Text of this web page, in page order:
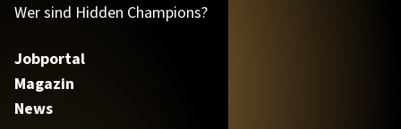
Wer sind Hidden Champions?
Jobportal
Magazin
News